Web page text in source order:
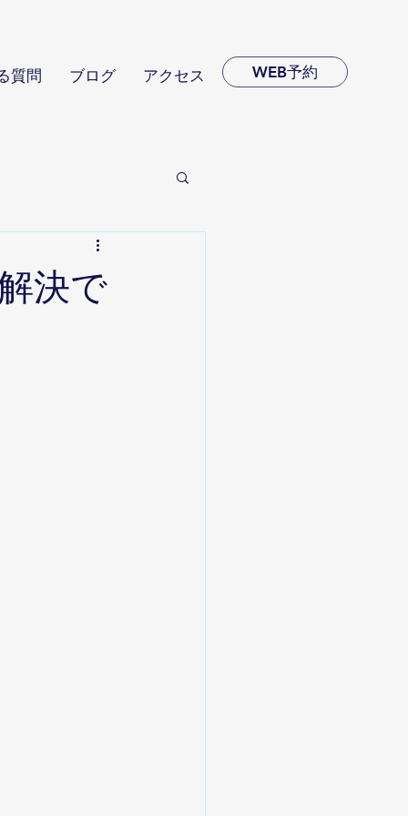
質問 ブログ アクセス WEB予約
決で